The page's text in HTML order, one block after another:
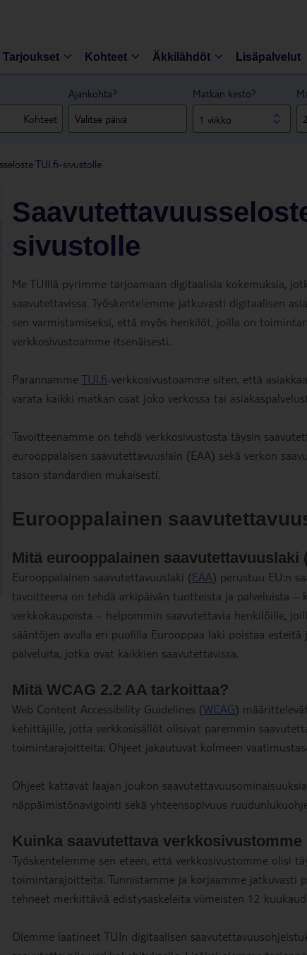
Tarjoukset Kohteet Äkkilähdöt Lisäpalvelut
Kohteet
Ajankohta? Matkan kesto?
1 viikko
TUI.fi-sivustolle
sivustolle
Me TUIllä pyrimme tarjoamaan digitaalisia kokemuksia,
saavutettavissa. Työskentelemme jatkuvasti digitaalisen
sen varmistamiseksi, että myös henkilöt, joilla on
verkkosivustoamme itsenäisesti.
ParannammeTUI.fi-verkkosivustoamme siten, että
varata kaikki matkan osat joko verkossa tai
Tavoitteenamme on tehdä verkkosivustosta täysin
eurooppalaisen saavutettavuuslain (EAA) sekä verkon
tason standardien mukaisesti.
Eurooppalainen
Mitä eurooppalainen saavutettavuuslaki
Eurooppalainen saavutettavuuslaki (EAA) perustuu EU:n
tavoitteena on tehdä arkipäivän tuotteista ja palveluista –
verkkokaupoista – helpommin saavutettavia henkilöille,
sääntöjen avulla eri puolilla Eurooppaa laki poistaa
palveluita, jotka ovat kaikkien saavutettavissa.
Mitä WCAG 2.2 AA tarkoittaa?
Web Content Accessibility Guidelines (WCAG)
kehittäjille, jotta verkkosisällöt olisivat paremmin
toimintarajoitteita. Ohjeet jakautuvat kolmeen
Ohjeet kattavat laajan joukon
näppäimistönavigointi sekä yhteensopivuus
Kuinka saavutettava verkkosivustomme
Työskentelemme sen eteen, että verkkosivustomme olisi
toimintarajoitteita. Tunnistamme ja korjaamme jatkuvasti
tehneet merkittäviä edistysaskeleita viimeisten 12
Olemme laatineet TUIn digitaalisen